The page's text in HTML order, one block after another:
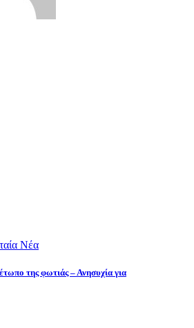
Νέα
της φωτιάς – Ανησυχία για